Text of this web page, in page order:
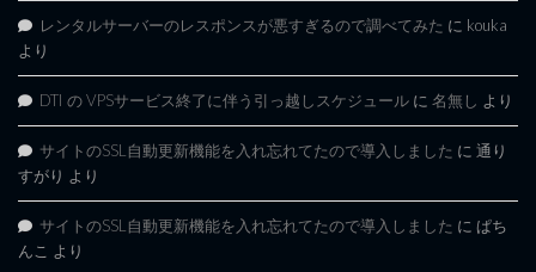
レンタルサーバーのレスポンスが悪すぎるので調べてみた に kouka
より
DTI の VPSサービス終了に伴う引っ越しスケジュール に 名無し より
サイトのSSL自動更新機能を入れ忘れてたので導入しました に 通り
すがり より
サイトのSSL自動更新機能を入れ忘れてたので導入しました に ぱち
んこ より